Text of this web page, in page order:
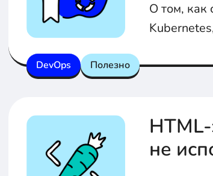
DevOps Полезно
О том, как
не